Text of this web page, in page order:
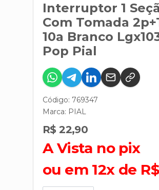
Interruptor 1
Com Tomada
10a Branco
Pop Pial
Código: 769347
Marca: PIAL
R$ 22,90
A Vista no pix
ou em 12x de R$